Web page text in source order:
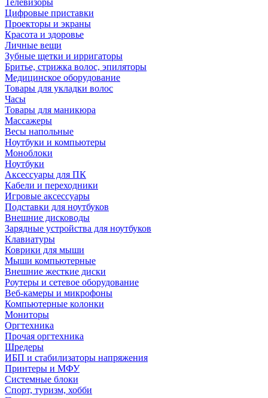
Телевизоры
Цифровые приставки
Проекторы и экраны
Красота и здоровье
Личные вещи
Зубные щетки и ирригаторы
Бритье, стрижка волос, эпиляторы
Медицинское оборудование
Товары для укладки волос
Часы
Товары для маникюра
Массажеры
Весы напольные
Ноутбуки и компьютеры
Моноблоки
Ноутбуки
Аксессуары для ПК
Кабели и переходники
Игровые аксессуары
Подставки для ноутбуков
Внешние дисководы
Зарядные устройства для ноутбуков
Клавиатуры
Коврики для мыши
Мыши компьютерные
Внешние жесткие диски
Роутеры и сетевое оборудование
Веб-камеры и микрофоны
Компьютерные колонки
Мониторы
Оргтехника
Прочая оргтехника
Шредеры
ИБП и стабилизаторы напряжения
Принтеры и МФУ
Системные блоки
Спорт, туризм, хобби